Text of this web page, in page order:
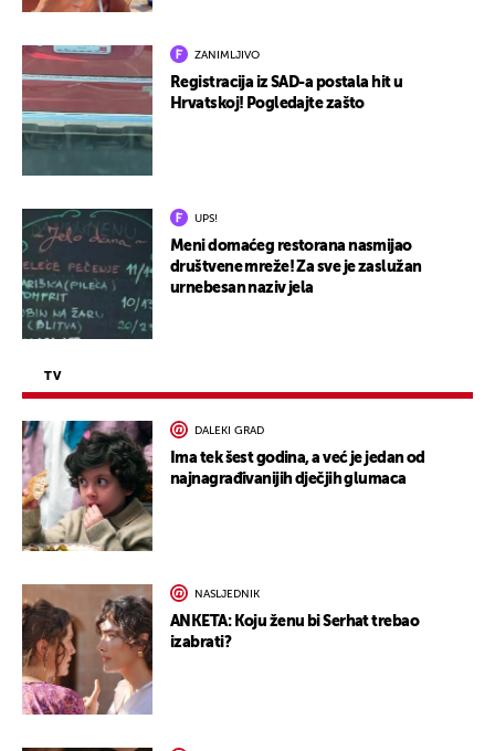
ZANIMLJIVO
Registracija iz SAD-a postala hit u
Hrvatskoj! Pogledajte zašto
UPS!
Meni domaćeg restorana nasmijao
društvene mreže! Za sve je zaslužan
urnebesan naziv jela
TV
DALEKI GRAD
Ima tek šest godina, a već je jedan od
najnagrađivanijih dječjih glumaca
NASLJEDNIK
ANKETA: Koju ženu bi Serhat trebao
izabrati?